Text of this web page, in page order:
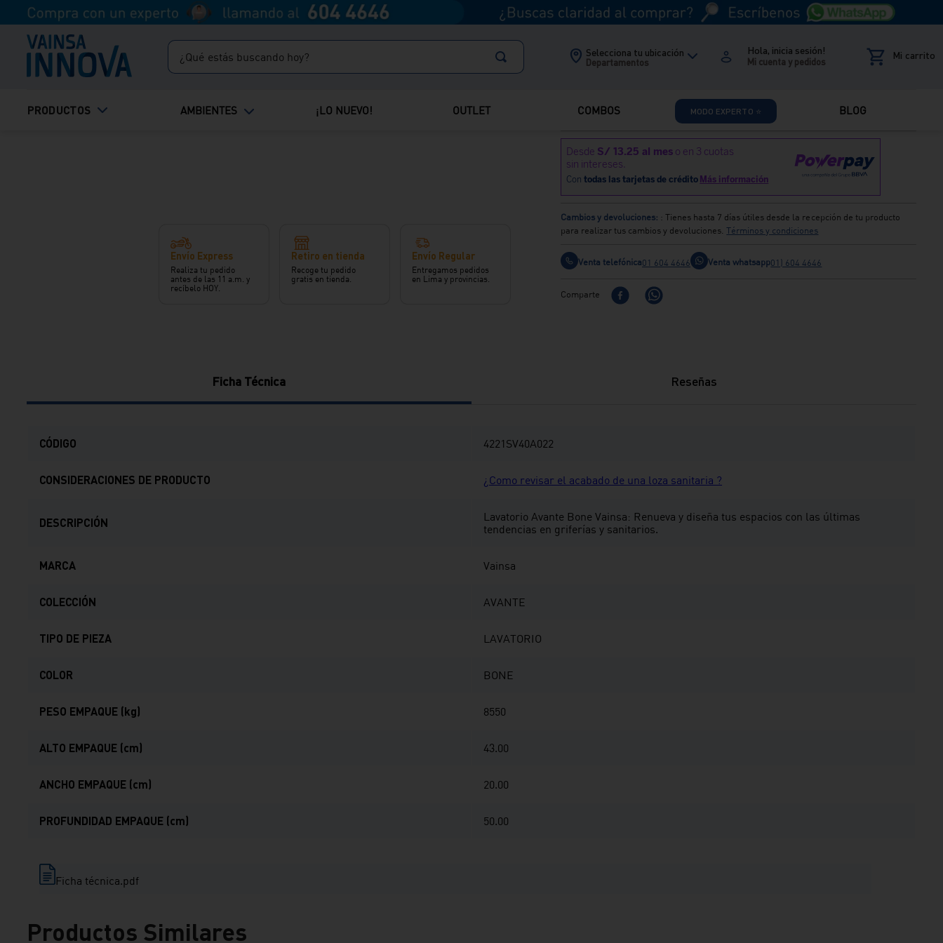
¿Qué estás buscando hoy? Selecciona tu ubicación
Departamentos
Hola, inicia sesión!
PRODUCTOS AMBIENTES ¡LO NUEVO! OUTLET COMBOS MODO EXPERTO ⭐ BLOG
Envío Express
Realiza tu pedido
antes de las 11 a.m. y
recíbelo HOY.
Retiro en tienda
Recoge tu pedido
gratis en tienda.
Envío Regular
Entregamos pedidos
en Lima y provincias.
Agregar seleccionados
Cambios y devoluciones: : Tienes hasta 7 días útiles desde la recepción de tu producto
para realizar tus cambios y devoluciones.Términos y condiciones
Venta telefónica01 604 4646 Venta whatsapp01) 604 4646
Comparte
Ficha Técnica Reseñas
CÓDIGO 4221SV40A022
CONSIDERACIONES DE PRODUCTO ¿Como revisar el acabado de una loza sanitaria ?
DESCRIPCIÓN
Lavatorio Avante Bone Vainsa: Renueva y diseña tus espacios con las últimas
tendencias en griferías y sanitarios.
MARCA Vainsa
COLECCIÓN AVANTE
TIPO DE PIEZA LAVATORIO
COLOR BONE
PESO EMPAQUE (kg) 8550
ALTO EMPAQUE (cm) 43.00
ANCHO EMPAQUE (cm) 20.00
PROFUNDIDAD EMPAQUE (cm) 50.00
Ficha técnica.pdf
Productos Similares